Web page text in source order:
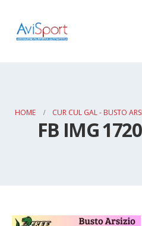
HOME CUR CUL GAL - BUSTO
FB IMG